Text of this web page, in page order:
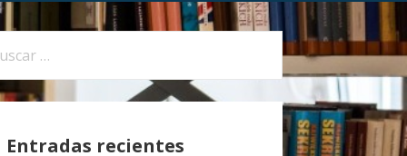
Entradas recientes